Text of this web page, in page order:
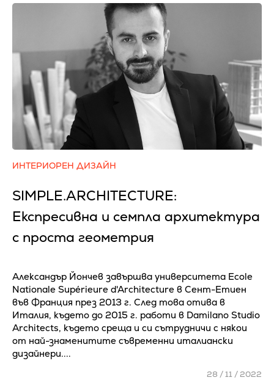
ИНТЕРИОРЕН ДИЗАЙН
SIMPLE.ARCHITECTURE:
Експресивна и семпла архитектура
с проста геометрия
Александър Йончев завършва университета Ecole
Nationale Supérieure d'Architecture в Сент-Етиен
във Франция през 2013 г. След това отива в
Италия, където до 2015 г. работи в Damilano Studio
Architects, където среща и си сътрудничи с някои
от най-знаменитите съвременни италиански
дизайнери....
28 / 11 / 2022